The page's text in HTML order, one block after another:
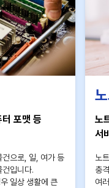
포맷 등
건으로, 일, 여가 등
입니다.
일상 생활에 큰
노
서
노
충
여